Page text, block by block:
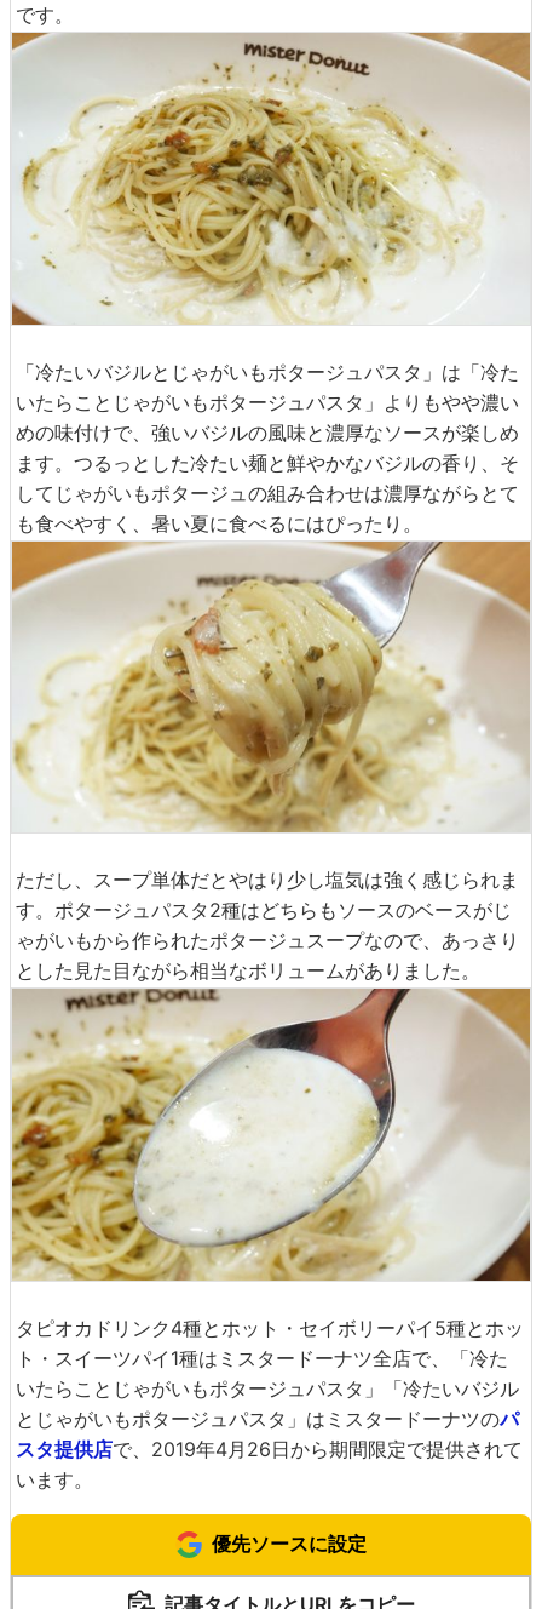
です。
「冷たいバジルとじゃがいもポタージュパスタ」は「冷た
いたらことじゃがいもポタージュパスタ」よりもやや濃い
めの味付けで、強いバジルの風味と濃厚なソースが楽しめ
ます。つるっとした冷たい麺と鮮やかなバジルの香り、そ
してじゃがいもポタージュの組み合わせは濃厚ながらとて
も食べやすく、暑い夏に食べるにはぴったり。
ただし、スープ単体だとやはり少し塩気は強く感じられま
す。ポタージュパスタ2種はどちらもソースのベースがじ
ゃがいもから作られたポタージュスープなので、あっさり
とした見た目ながら相当なボリュームがありました。
タピオカドリンク4種とホット・セイボリーパイ5種とホッ
ト・スイーツパイ1種はミスタードーナツ全店で、「冷た
いたらことじゃがいもポタージュパスタ」「冷たいバジル
とじゃがいもポタージュパスタ」はミスタードーナツのパ
スタ提供店で、2019年4月26日から期間限定で提供されて
います。
優先ソースに設定
記事タイトルとURLをコピー